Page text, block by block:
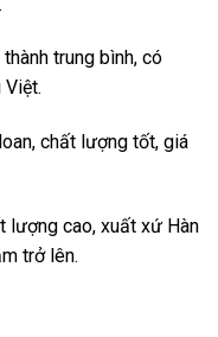
trung bình, có
Việt.
chất lượng tốt, giá
lượng cao, xuất xứ Hàn
trở lên.